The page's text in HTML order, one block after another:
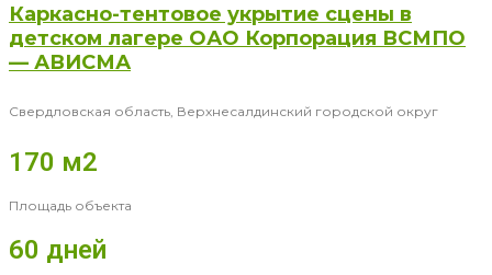
Каркасно-тентовое укрытие сцены в
детском лагере ОАО Корпорация ВСМПО
— АВИСМА
Свердловская область, Верхнесалдинский городской округ
170 м2
Площадь объекта
60 дней